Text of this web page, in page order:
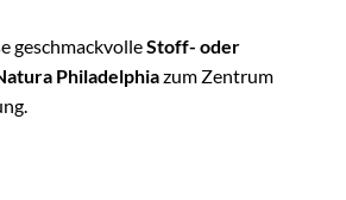
geschmackvolleStoff- oder
Philadelphiazum Zentrum